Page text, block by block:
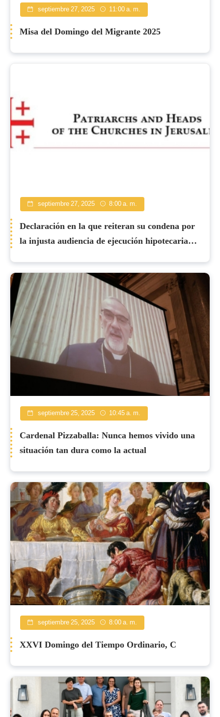
septiembre 27, 2025 11:00 a. m.
Misa del Domingo del Migrante 2025
septiembre 27, 2025 8:00 a. m.
Declaración en la que reiteran su condena por
la injusta audiencia de ejecución hipotecaria
septiembre 25, 2025 10:45 a. m.
Cardenal Pizzaballa: Nunca hemos vivido una
situación tan dura como la actual
septiembre 25, 2025 8:00 a. m.
XXVI Domingo del Tiempo Ordinario, C